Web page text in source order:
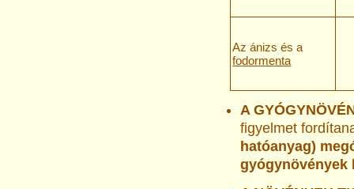
Az ánizs és a
fodormenta
A
figyelmet
hatóanyag)